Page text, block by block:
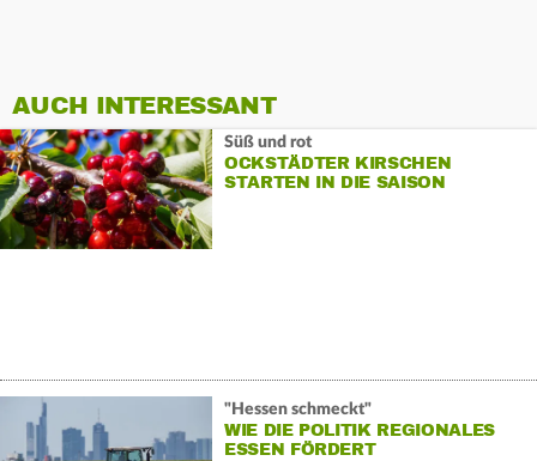
AUCH INTERESSANT
Süß und rot
OCKSTÄDTER KIRSCHEN
STARTEN IN DIE SAISON
"Hessen schmeckt"
WIE DIE POLITIK REGIONALES
ESSEN FÖRDERT